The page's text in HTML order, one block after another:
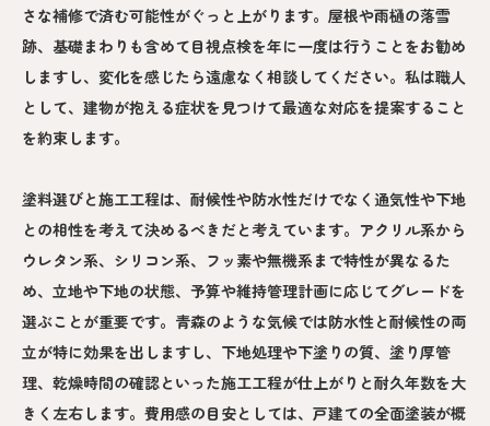
さな補修で済む可能性がぐっと上がります。屋根や雨樋の落雪
跡、基礎まわりも含めて目視点検を年に一度は行うことをお勧め
しますし、変化を感じたら遠慮なく相談してください。私は職人
として、建物が抱える症状を見つけて最適な対応を提案すること
を約束します。
塗料選びと施工工程は、耐候性や防水性だけでなく通気性や下地
との相性を考えて決めるべきだと考えています。アクリル系から
ウレタン系、シリコン系、フッ素や無機系まで特性が異なるた
め、立地や下地の状態、予算や維持管理計画に応じてグレードを
選ぶことが重要です。青森のような気候では防水性と耐候性の両
立が特に効果を出しますし、下地処理や下塗りの質、塗り厚管
理、乾燥時間の確認といった施工工程が仕上がりと耐久年数を大
きく左右します。費用感の目安としては、戸建ての全面塗装が概